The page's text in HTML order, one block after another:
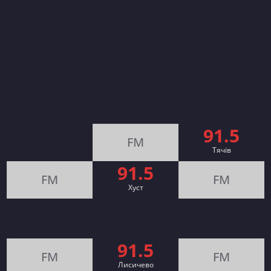
FM 91.5
Тячів
FM 91.5
Хуст FM
FM 91.5
Лисичево FM